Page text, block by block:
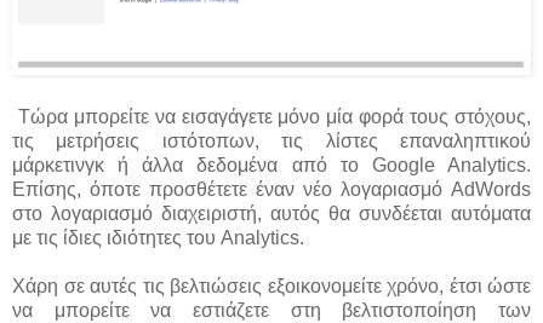
Τώρα μπορείτε να εισαγάγετε μόνο μία φορά τους στόχους,
τις μετρήσεις ιστότοπων, τις λίστες επαναληπτικού
μάρκετινγκ ή άλλα δεδομένα από το Google Analytics.
Επίσης, όποτε προσθέτετε έναν νέο λογαριασμό AdWords
στο λογαριασμό διαχειριστή, αυτός θα συνδέεται αυτόματα
με τις ίδιες ιδιότητες του Analytics.
Χάρη σε αυτές τις βελτιώσεις εξοικονομείτε χρόνο, έτσι ώστε
να μπορείτε να εστιάζετε στη βελτιστοποίηση των